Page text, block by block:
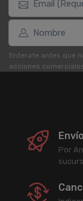
Enterate antes que
acciones
Por